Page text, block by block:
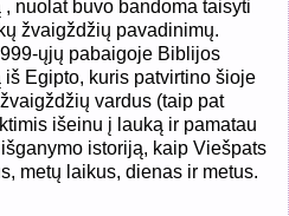
nuolat buvo bandoma taisyti
žvaigždžių pavadinimų.
ųjų pabaigoje Biblijos
Egipto, kuris patvirtino šioje
vardus (taip pat
išeinu į lauką ir pamatau
istoriją, kaip Viešpats
metų laikus, dienas ir metus.